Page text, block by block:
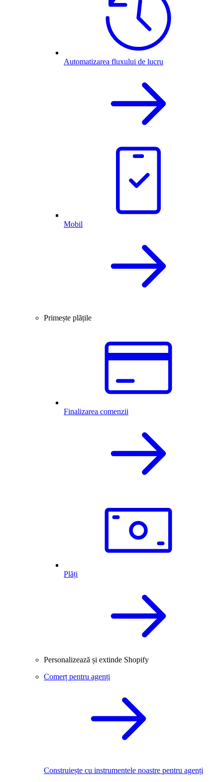
Automatizarea fluxului de lucru
Mobil
Primește plățile
Finalizarea comenzii
Plăți
Personalizează și extinde Shopify
Comerț pentru agenți
Construiește cu instrumentele noastre pentru agenți